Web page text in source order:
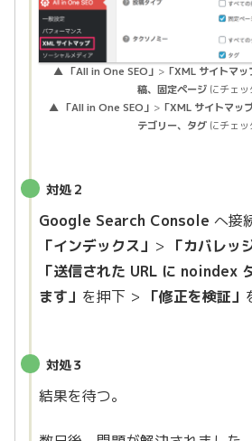
▲ 「All in One SEO」 > 「XML サイトマッ
稿、固定ページ にチェッ
▲ 「All in One SEO」 >「XML サイトマップ
テゴリー、タグ にチェッ
対処２
Google Search Console へ接
「インデックス」 > 「カバレッ
「送信された URL に noindex
ます」 を押下 > 「修正を検証」
対処３
結果を待つ。